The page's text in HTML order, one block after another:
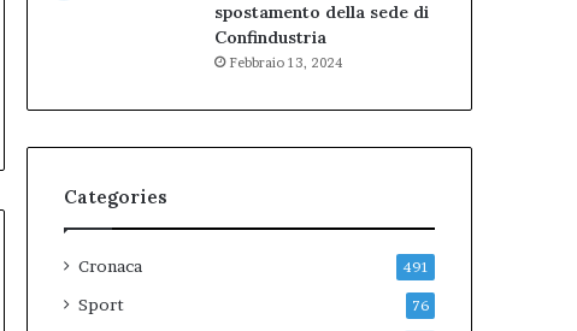
spostamento della sede di
Confindustria
Febbraio 13, 2024
Categories
Cronaca 491
Sport 76